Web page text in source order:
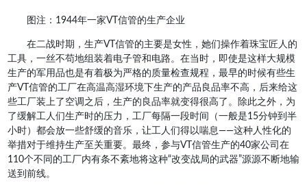
图注：1944年一家VT信管的生产企业
在二战时期，生产VT信管的主要是女性，她们操作着珠宝匠人的
工具，一丝不苟地组装着电子管和电路。在当时，即使是这样大规模
生产的军用品也是有着极为严格的质量检查规程，最早的时候有些生
产VT信管的工厂在高温高湿环境下生产的产品良品率不高，后来给这
些工厂装上了空调之后，生产的良品率就变得很高了。除此之外，为
了缓解工人们生产时的压力，工厂每隔一段时间（一般是15分钟到半
小时）都会放一些舒缓的音乐，让工人们得以喘息——这种人性化的
举措对于维持生产至关重要。最终，参与VT信管生产的40家公司在
110个不同的工厂内有条不紊地将这种“改变战局的武器”源源不断地输
送到前线。